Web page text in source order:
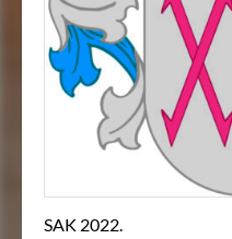
SAK 2022.